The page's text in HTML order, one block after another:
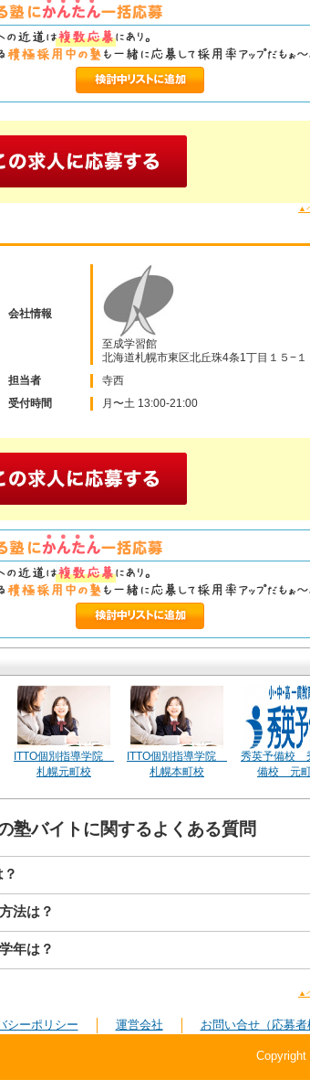
▲
会社情報
至成学習館
北海道札幌市東区北丘珠4条1丁目１５−１
担当者 寺西
受付時間 月〜土 13:00-21:00
ITTO個別指導学院
札幌元町校
ITTO個別指導学院
札幌本町校
秀英予備校
備校 元
バイトに関するよくある質問
法は？
年は？
▲
シーポリシー 運営会社 お問い合せ（応募者